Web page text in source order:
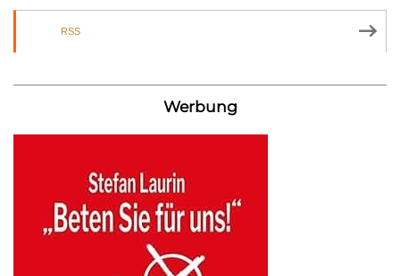
RSS
Werbung